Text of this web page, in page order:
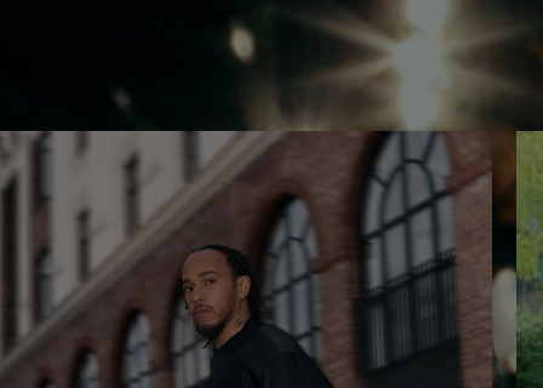
PAUSE,
VEUILLEZ
APPUYER
SUR
POUR
LA
LIRE
VIDÉO
EST
DÉSACTIVÉ.
VEUILLEZ
CLIQUER
POUR
RÉACTIVER
Récits de voyage en quête de sens